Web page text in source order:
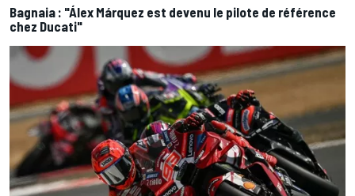
Bagnaia : "Álex Márquez est devenu le pilote de référence
chez Ducati"